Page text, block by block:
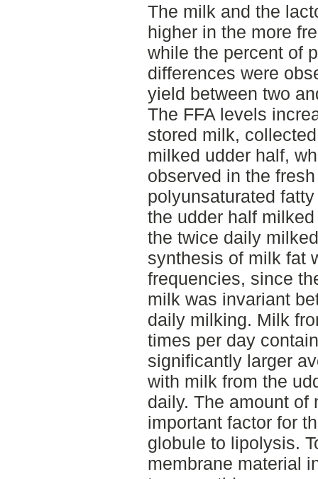
The milk and the
higher in the more
while the percent of
differences were
yield between two
The FFA levels
stored milk,
milked udder half,
observed in the
polyunsaturated
the udder half
the twice daily
synthesis of milk fat
frequencies, since
milk was invariant
daily milking. Milk
times per day
significantly larger
with milk from the
daily. The amount of
important factor for
globule to lipolysis.
membrane material